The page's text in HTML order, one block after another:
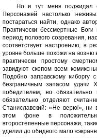
Но и тут меня поджидал
Персонажей настолько
постараться найти, однако
Практически бессмертные
период полового созревания,
соответствует настроению, в
уровне больше похожи на возню
практически простому
завидуют скопом всем
Подобно заправскому киборгу
безграничным запасом удачи
победителем, но
обязательно отделяют
Станиславский: «Не верю!», ни
этом фоне в
второстепенные персонажи,
уделил до обидного мало